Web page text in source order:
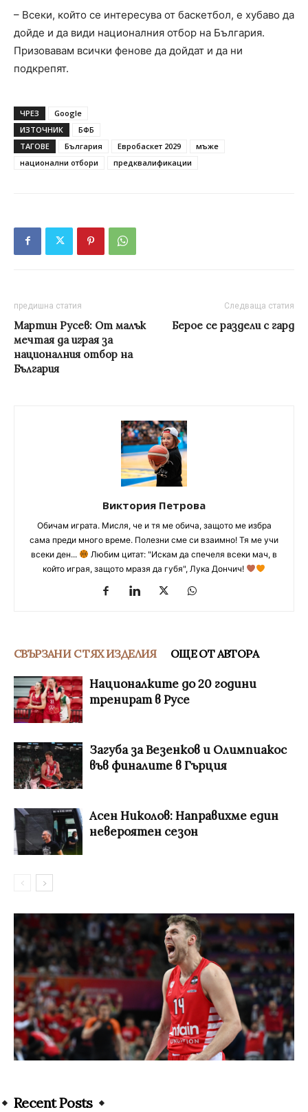
– Всеки, който се интересува от баскетбол, е хубаво да
дойде и да види националния отбор на България.
Призовавам всички фенове да дойдат и да ни
подкрепят.
ЧРЕЗ
Google
ИЗТОЧНИК
БФБ
ТАГОВЕ
България Евробаскет 2029
мъже
национални отбори
предквалификации
предишна статия
Мартин Русев: От малък
мечтая да играя за
националния отбор на
България
Следваща статия
Берое се раздели с гард
Виктория Петрова
Обичам играта. Мисля, че и тя ме обича, защото ме избра
сама преди много време. Полезни сме си взаимно! Тя ме учи
всеки ден...
Любим цитат: "Искам да спечеля всеки мач, в
който играя, защото мразя да губя", Лука Дончич!
СВЪРЗАНИ С ТЯХ ИЗДЕЛИЯ ОЩЕ ОТ АВТОРА
Националките до 20 години
тренират в Русе
Загуба за Везенков и Олимпиакос
във финалите в Гърция
Асен Николов: Направихме един
невероятен сезон
Recent Posts